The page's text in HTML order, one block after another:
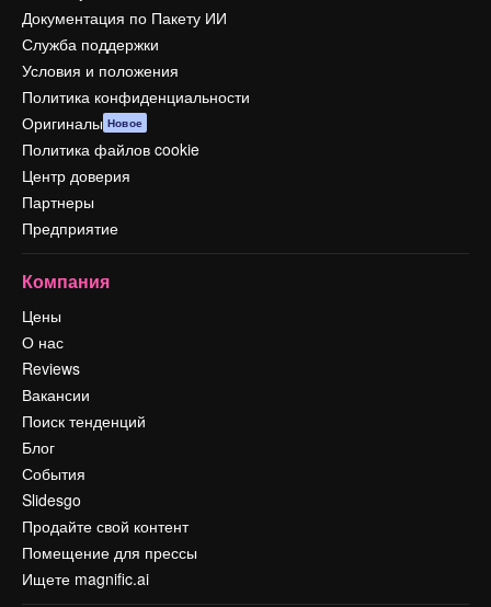
Документация по Пакету ИИ
Служба поддержки
Условия и положения
Политика конфиденциальности
Оригиналы Новое
Политика файлов cookie
Центр доверия
Партнеры
Предприятие
Компания
Цены
О нас
Reviews
Вакансии
Поиск тенденций
Блог
События
Slidesgo
Продайте свой контент
Помещение для прессы
Ищете magnific.ai